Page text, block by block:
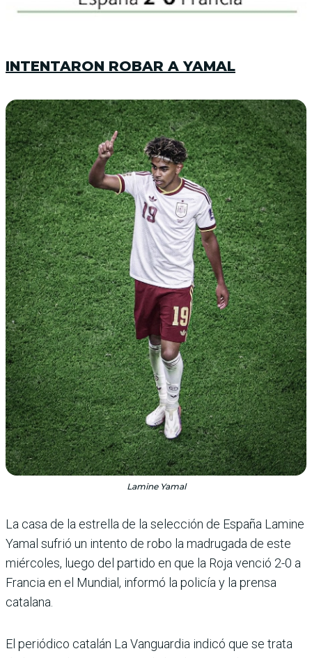
INTENTARON ROBAR A YAMAL
Lamine Yamal
La casa de la estrella de la selec­ción de España Lamine
Yamal sufrió un intento de robo la madrugada de este
miérco­les, luego del partido en que la Roja venció 2-0 a
Francia en el Mundial, informó la policía y la prensa
catalana.
El periódico catalán La Van­guardia indicó que se trata